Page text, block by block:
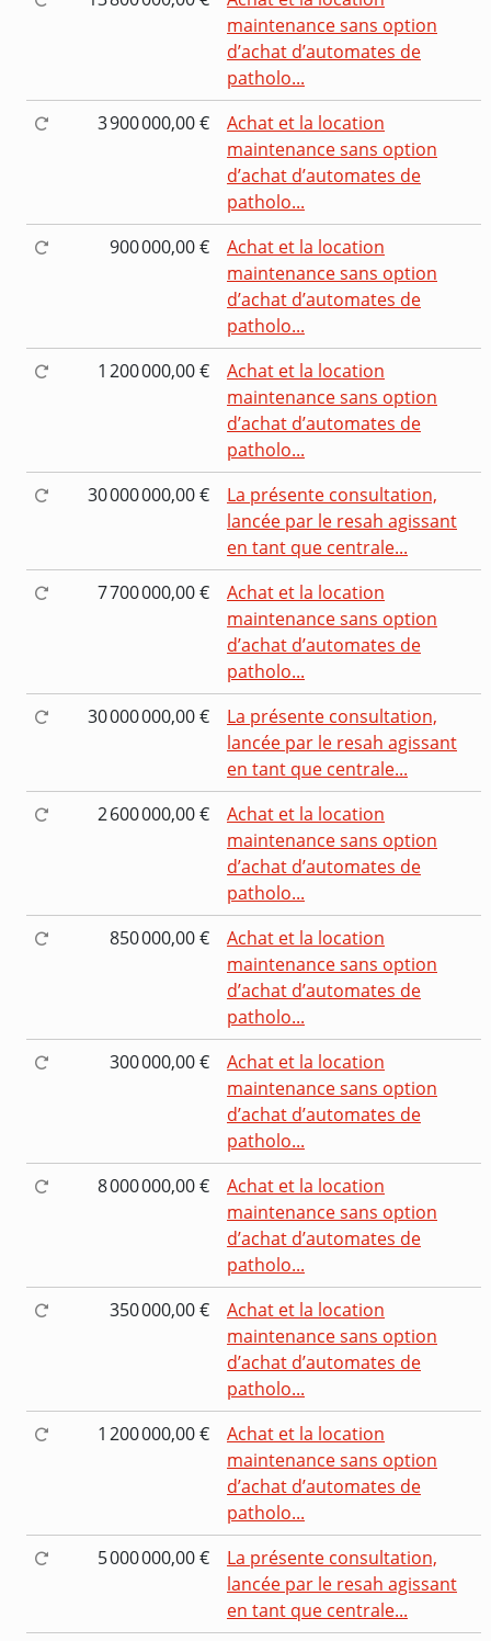
maintenance sans option
d’achat d’automates de
patholo...
3 900 000,00 €
Achat et la location
maintenance sans option
d’achat d’automates de
patholo...
900 000,00 €
Achat et la location
maintenance sans option
d’achat d’automates de
patholo...
1 200 000,00 €
Achat et la location
maintenance sans option
d’achat d’automates de
patholo...
30 000 000,00 €
La présente consultation,
lancée par le resah agissant
en tant que centrale...
7 700 000,00 €
Achat et la location
maintenance sans option
d’achat d’automates de
patholo...
30 000 000,00 €
La présente consultation,
lancée par le resah agissant
en tant que centrale...
2 600 000,00 €
Achat et la location
maintenance sans option
d’achat d’automates de
patholo...
850 000,00 €
Achat et la location
maintenance sans option
d’achat d’automates de
patholo...
300 000,00 €
Achat et la location
maintenance sans option
d’achat d’automates de
patholo...
8 000 000,00 €
Achat et la location
maintenance sans option
d’achat d’automates de
patholo...
350 000,00 €
Achat et la location
maintenance sans option
d’achat d’automates de
patholo...
1 200 000,00 €
Achat et la location
maintenance sans option
d’achat d’automates de
patholo...
5 000 000,00 €
La présente consultation,
lancée par le resah agissant
en tant que centrale...